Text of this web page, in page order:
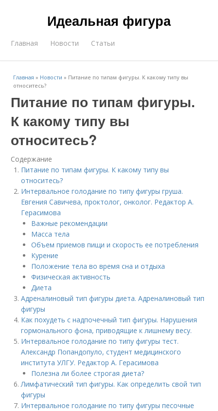
Идеальная фигура
Главная Новости Статьи
Главная » Новости » Питание по типам фигуры. К какому типу вы
относитесь?
Питание по типам фигуры.
К какому типу вы
относитесь?
Содержание
Питание по типам фигуры. К какому типу вы
относитесь?
Интервальное голодание по типу фигуры груша.
Евгения Савичева, проктолог, онколог. Редактор А.
Герасимова
Важные рекомендации
Масса тела
Объем приемов пищи и скорость ее потребления
Курение
Положение тела во время сна и отдыха
Физическая активность
Диета
Адреналиновый тип фигуры диета. Адреналиновый тип
фигуры
Как похудеть с надпочечный тип фигуры. Нарушения
гормонального фона, приводящие к лишнему весу.
Интервальное голодание по типу фигуры тест.
Александр Попандопуло, студент медицинского
института УЛГУ. Редактор А. Герасимова
Полезна ли более строгая диета?
Лимфатический тип фигуры. Как определить свой тип
фигуры
Интервальное голодание по типу фигуры песочные